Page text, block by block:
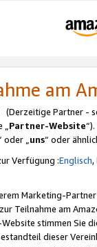
am
(Derzeitige Partner -
„Partner-Website
oder „uns“ oder
Verfügung :Englisch,
Marketing-
Teilnahme am
stimmen Sie
dieser